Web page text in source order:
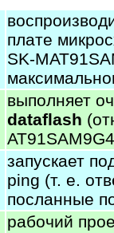
плате
SK-
выполняет
dataflash
запускает
ping (т. е.
посланные
рабочий